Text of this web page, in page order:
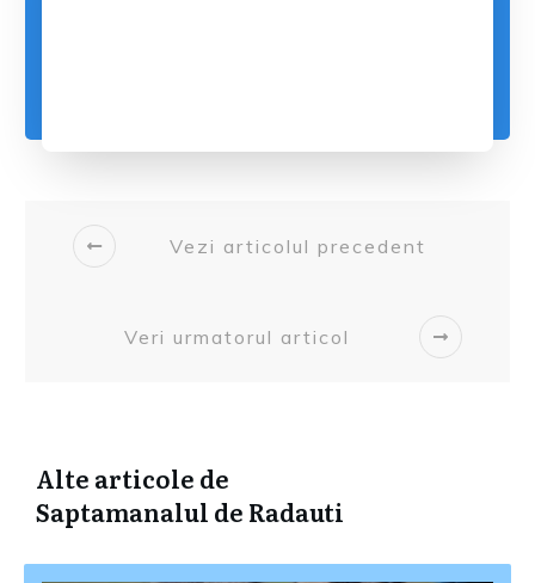
Vezi articolul precedent
Veri urmatorul articol
Alte articole de
Saptamanalul de Radauti